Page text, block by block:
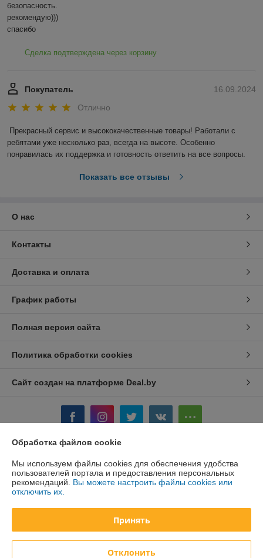
безопасность.
рекомендую)))
спасибо
Сделка подтверждена через корзину
16.09.2024
Покупатель
Отлично
Прекрасный сервис и высококачественные товары! Работали с
ребятами уже несколько раз, всегда на высоте. Особенно
понравилась их поддержка и готовность ответить на все вопросы.
Показать все отзывы
О нас
Контакты
Доставка и оплата
График работы
Полная версия сайта
Политика обработки cookies
Сайт создан на платформе Deal.by
Информация для покупателя
Юридическое лицо:ООО ПромТехРешение
Минск проезд. Масюковщина, д.4 ком.506
Регистрационный номер ЕГР: 193737431
Регистрационный орган: Минский горисполком
Обработка файлов cookie
Мы используем файлы cookies для обеспечения удобства
пользователей портала и предоставления персональных
рекомендаций. Вы можете настроить файлы cookies или
отключить их.
Принять
Отклонить